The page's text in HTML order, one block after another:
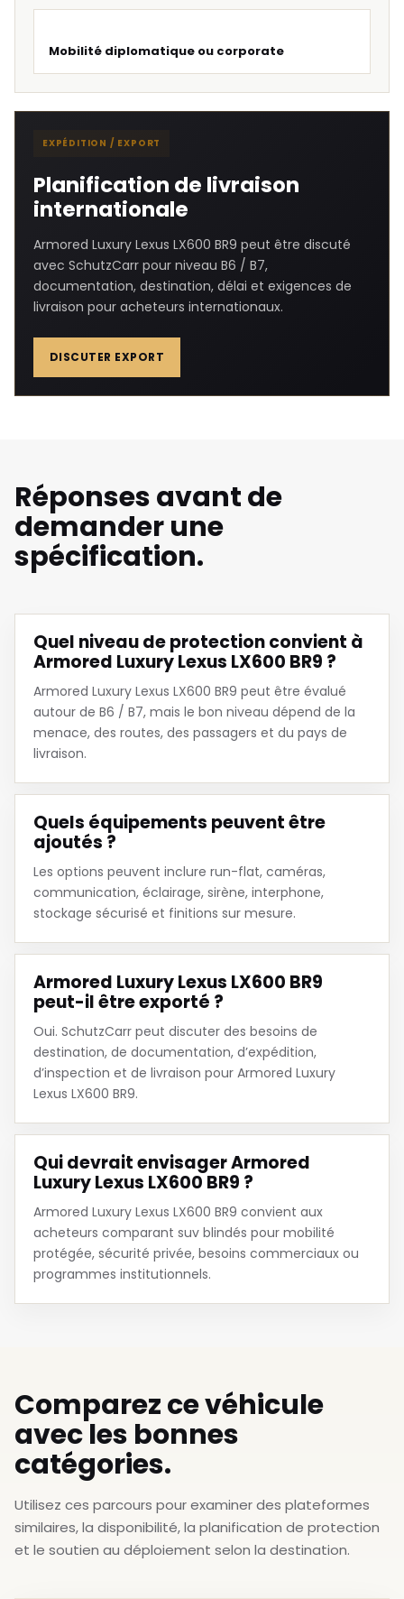
Mobilité diplomatique ou corporate
EXPÉDITION / EXPORT
Planification de livraison
internationale
Armored Luxury Lexus LX600 BR9 peut être discuté
avec SchutzCarr pour niveau B6 / B7,
documentation, destination, délai et exigences de
livraison pour acheteurs internationaux.
DISCUTER EXPORT
Réponses avant de
demander une
spécification.
Quel niveau de protection convient à
Armored Luxury Lexus LX600 BR9 ?
Armored Luxury Lexus LX600 BR9 peut être évalué
autour de B6 / B7, mais le bon niveau dépend de la
menace, des routes, des passagers et du pays de
livraison.
Quels équipements peuvent être
ajoutés ?
Les options peuvent inclure run-flat, caméras,
communication, éclairage, sirène, interphone,
stockage sécurisé et finitions sur mesure.
Armored Luxury Lexus LX600 BR9
peut-il être exporté ?
Oui. SchutzCarr peut discuter des besoins de
destination, de documentation, d’expédition,
d’inspection et de livraison pour Armored Luxury
Lexus LX600 BR9.
Qui devrait envisager Armored
Luxury Lexus LX600 BR9 ?
Armored Luxury Lexus LX600 BR9 convient aux
acheteurs comparant suv blindés pour mobilité
protégée, sécurité privée, besoins commerciaux ou
programmes institutionnels.
Comparez ce véhicule
avec les bonnes
catégories.
Utilisez ces parcours pour examiner des plateformes
similaires, la disponibilité, la planification de protection
et le soutien au déploiement selon la destination.